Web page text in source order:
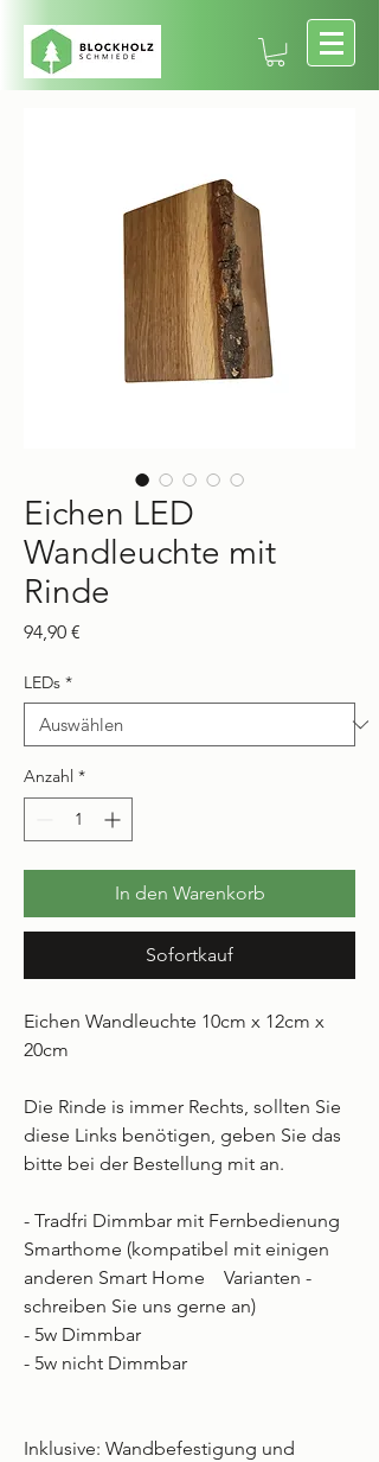
Eichen LED
Wandleuchte mit
Rinde
94,90 €
LEDs *
Anzahl *
In den Warenkorb
Sofortkauf
Eichen Wandleuchte 10cm x 12cm x
20cm
Die Rinde is immer Rechts, sollten Sie
diese Links benötigen, geben Sie das
bitte bei der Bestellung mit an.
- Tradfri Dimmbar mit Fernbedienung
Smarthome (kompatibel mit einigen
anderen Smart Home Varianten -
schreiben Sie uns gerne an)
- 5w Dimmbar
- 5w nicht Dimmbar
Inklusive: Wandbefestigung und